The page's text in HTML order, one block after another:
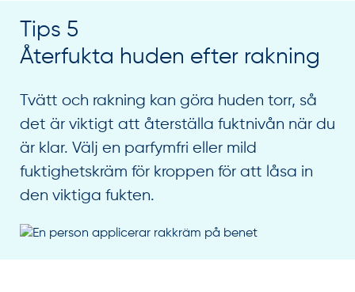
Tips 5
Återfukta huden efter rakning
Tvätt och rakning kan göra huden torr, så
det är viktigt att återställa fuktnivån när du
är klar. Välj en parfymfri eller mild
fuktighetskräm för kroppen för att låsa in
den viktiga fukten.